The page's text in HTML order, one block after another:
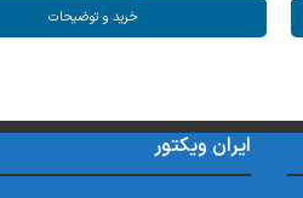
خرید و توضیحات
ایران ویکتور